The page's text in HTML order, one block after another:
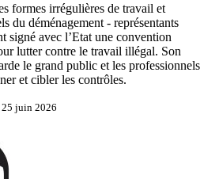
formes irrégulières de travail et
du déménagement - représentants
signé avec l’Etat une convention
lutter contre le travail illégal. Son
le grand public et les professionnels
et cibler les contrôles.
25 juin 2026